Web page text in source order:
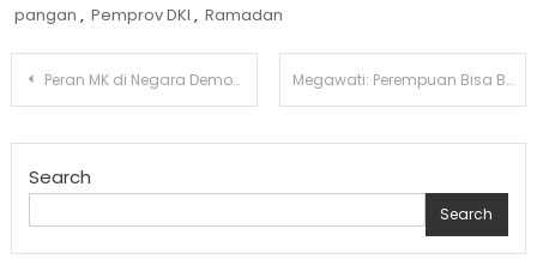
pangan , Pemprov DKI , Ramadan
Post
navigation
Peran MK di Negara Demokrasi Baru: Antara Penafsir dan Pembentuk Megawati: Perempuan Bisa Berkarir Publik dan Komitmen Keluarga
Search
Search